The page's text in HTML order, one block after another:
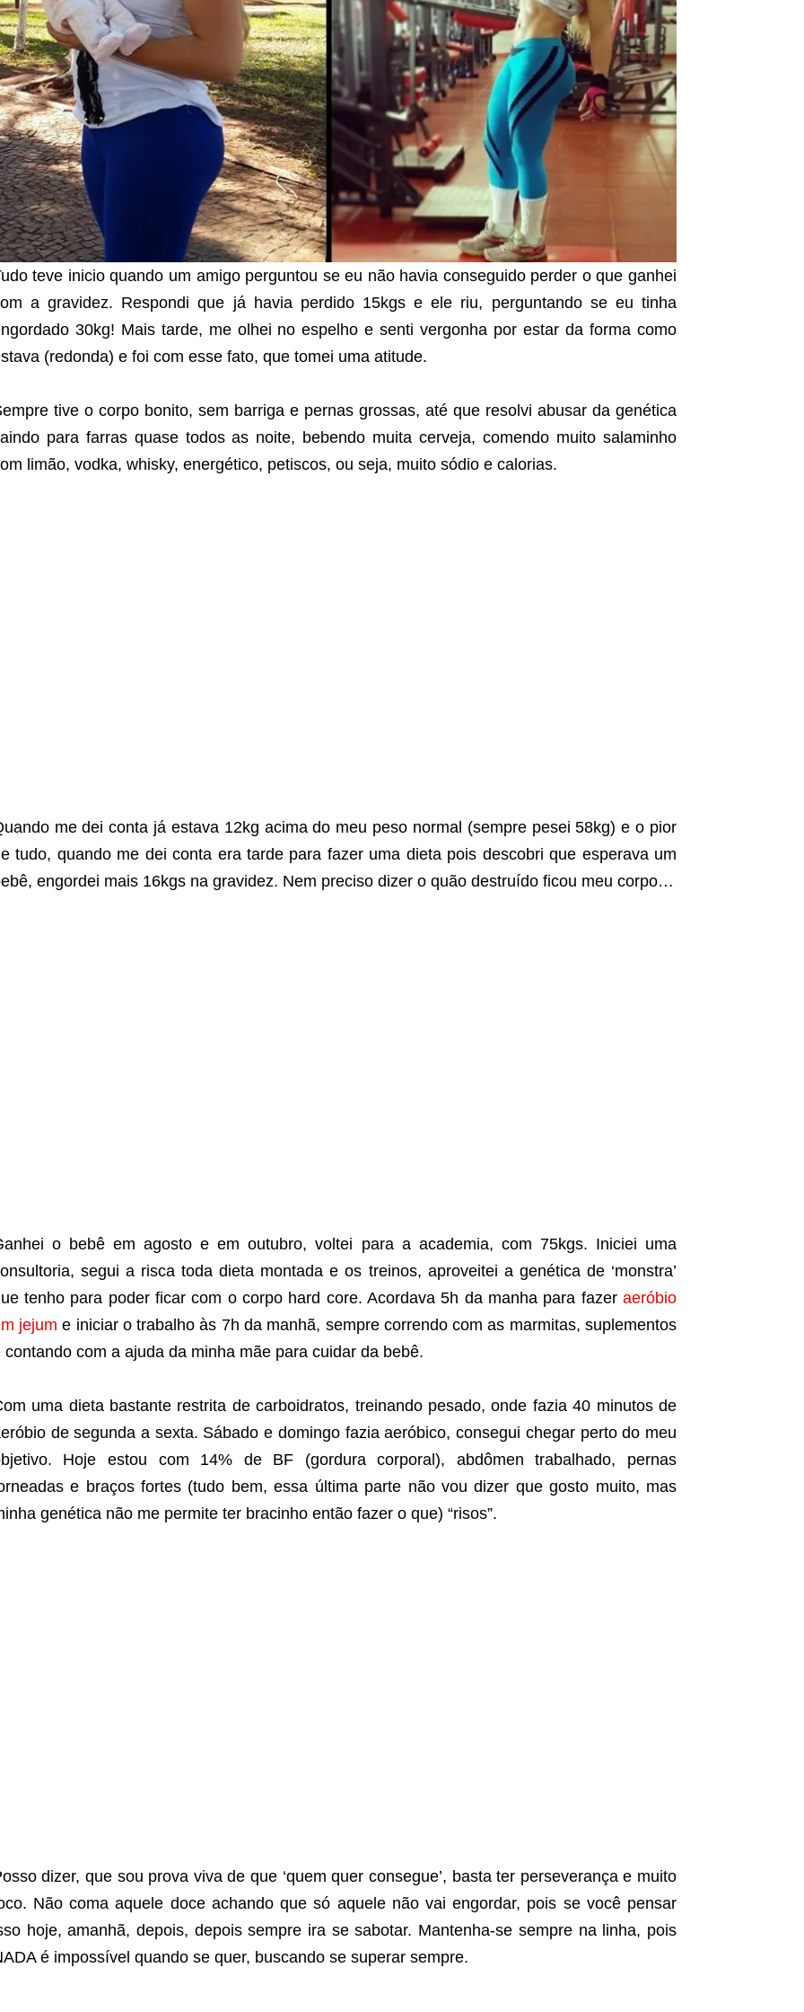
teve inicio quando um amigo perguntou se eu não havia conseguido perder o que ganhei
a gravidez. Respondi que já havia perdido 15kgs e ele riu, perguntando se eu tinha
30kg! Mais tarde, me olhei no espelho e senti vergonha por estar da forma como
(redonda) e foi com esse fato, que tomei uma atitude.
tive o corpo bonito, sem barriga e pernas grossas, até que resolvi abusar da genética
para farras quase todos as noite, bebendo muita cerveja, comendo muito salaminho
limão, vodka, whisky, energético, petiscos, ou seja, muito sódio e calorias.
me dei conta já estava 12kg acima do meu peso normal (sempre pesei 58kg) e o pior
tudo, quando me dei conta era tarde para fazer uma dieta pois descobri que esperava um
engordei mais 16kgs na gravidez. Nem preciso dizer o quão destruído ficou meu corpo…
o bebê em agosto e em outubro, voltei para a academia, com 75kgs. Iniciei uma
segui a risca toda dieta montada e os treinos, aproveitei a genética de ‘monstra’
tenho para poder ficar com o corpo hard core. Acordava 5h da manha para fazer aeróbio
jejum e iniciar o trabalho às 7h da manhã, sempre correndo com as marmitas, suplementos
contando com a ajuda da minha mãe para cuidar da bebê.
uma dieta bastante restrita de carboidratos, treinando pesado, onde fazia 40 minutos de
de segunda a sexta. Sábado e domingo fazia aeróbico, consegui chegar perto do meu
Hoje estou com 14% de BF (gordura corporal), abdômen trabalhado, pernas
e braços fortes (tudo bem, essa última parte não vou dizer que gosto muito, mas
genética não me permite ter bracinho então fazer o que) “risos”.
dizer, que sou prova viva de que ‘quem quer consegue’, basta ter perseverança e muito
Não coma aquele doce achando que só aquele não vai engordar, pois se você pensar
hoje, amanhã, depois, depois sempre ira se sabotar. Mantenha-se sempre na linha, pois
é impossível quando se quer, buscando se superar sempre.